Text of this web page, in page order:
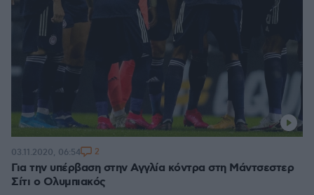
Για την υπέρβαση στην Αγγλία κόντρα στη Μάντσεστερ
Σίτι ο Ολυμπιακός
03.11.2020, 06:54 2